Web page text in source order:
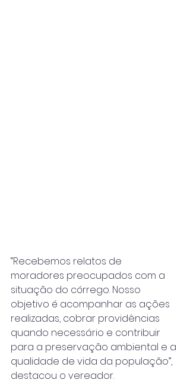
“Recebemos relatos de
moradores preocupados com a
situação do córrego. Nosso
objetivo é acompanhar as ações
realizadas, cobrar providências
quando necessário e contribuir
para a preservação ambiental e a
qualidade de vida da população”,
destacou o vereador.